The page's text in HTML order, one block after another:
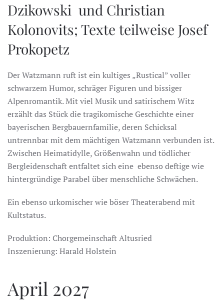
Dzikowski und Christian
Kolonovits; Texte teilweise Josef
Prokopetz
Der Watzmann ruft ist ein kultiges „Rustical” voller
schwarzem Humor, schräger Figuren und bissiger
Alpenromantik. Mit viel Musik und satirischem Witz
erzählt das Stück die tragikomische Geschichte einer
bayerischen Bergbauernfamilie, deren Schicksal
untrennbar mit dem mächtigen Watzmann verbunden ist.
Zwischen Heimatidylle, Größenwahn und tödlicher
Bergleidenschaft entfaltet sich eine ebenso deftige wie
hintergründige Parabel über menschliche Schwächen.
Ein ebenso urkomischer wie böser Theaterabend mit
Kultstatus.
Produktion: Chorgemeinschaft Altusried
Inszenierung: Harald Holstein
April 2027